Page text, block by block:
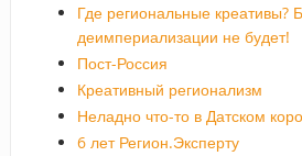
Где региональные креативы?
деимпериализации не будет!
Пост-Россия
Креативный регионализм
Неладно что-то в Датском
6 лет Регион.Эксперту